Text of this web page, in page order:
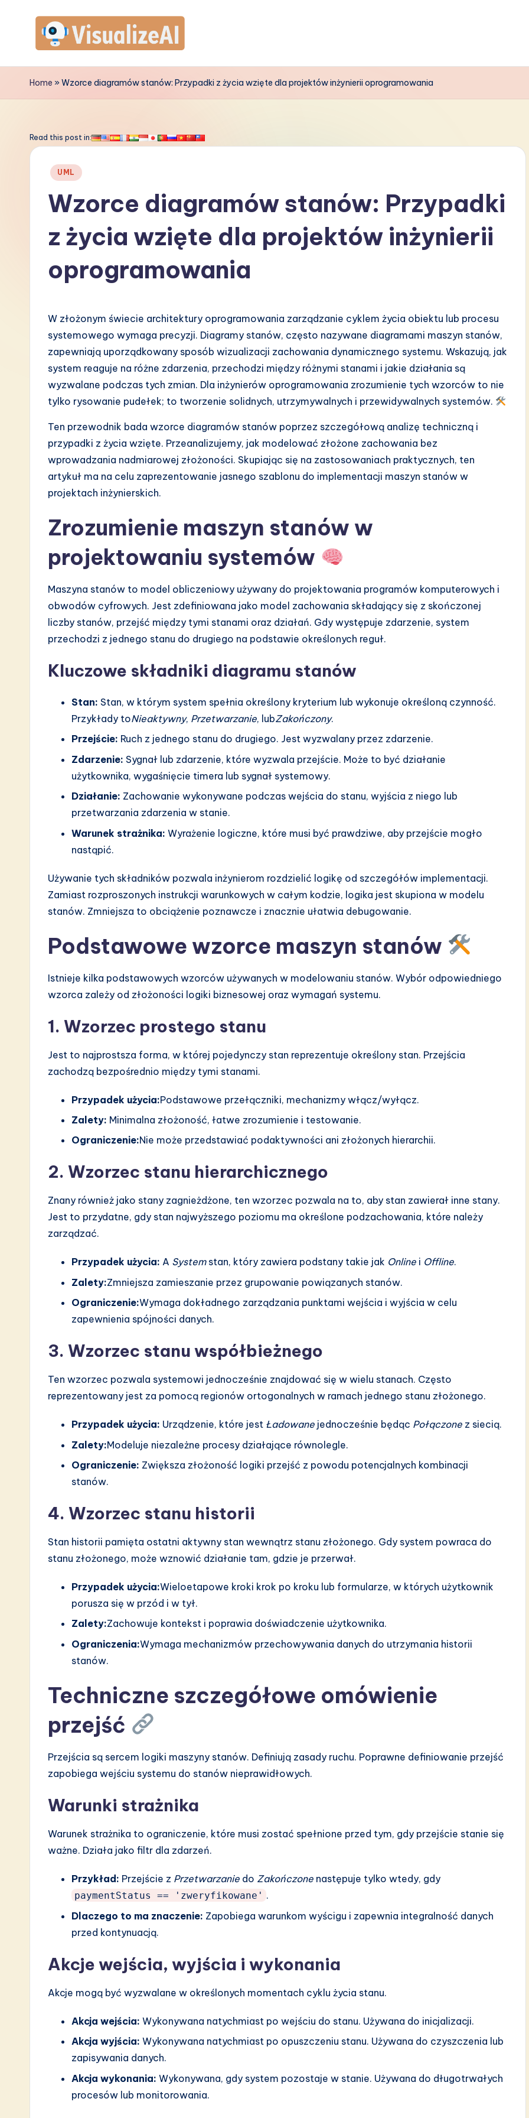
contentV
is
a
A
Home »Wzorce diagramów stanów: Przypadki z życia wzięte dla projektów inżynierii oprogramowania
Read this post in:
Posted
UML
Wzorce diagramów stanów: Przypadki
z życia wzięte dla projektów inżynierii
oprogramowania
W złożonym świecie architektury oprogramowania zarządzanie cyklem życia obiektu lub procesu
systemowego wymaga precyzji. Diagramy stanów, często nazywane diagramami maszyn stanów,
zapewniają uporządkowany sposób wizualizacji zachowania dynamicznego systemu. Wskazują, jak
system reaguje na różne zdarzenia, przechodzi między różnymi stanami i jakie działania są
wyzwalane podczas tych zmian. Dla inżynierów oprogramowania zrozumienie tych wzorców to nie
tylko rysowanie pudełek; to tworzenie solidnych, utrzymywalnych i przewidywalnych systemów.
Ten przewodnik bada wzorce diagramów stanów poprzez szczegółową analizę techniczną i
przypadki z życia wzięte. Przeanalizujemy, jak modelować złożone zachowania bez
wprowadzania nadmiarowej złożoności. Skupiając się na zastosowaniach praktycznych, ten
artykuł ma na celu zaprezentowanie jasnego szablonu do implementacji maszyn stanów w
projektach inżynierskich.
Zrozumienie maszyn stanów w
projektowaniu systemów
Maszyna stanów to model obliczeniowy używany do projektowania programów komputerowych i
obwodów cyfrowych. Jest zdefiniowana jako model zachowania składający się z skończonej
liczby stanów, przejść między tymi stanami oraz działań. Gdy występuje zdarzenie, system
przechodzi z jednego stanu do drugiego na podstawie określonych reguł.
Kluczowe składniki diagramu stanów
Stan: Stan, w którym system spełnia określony kryterium lub wykonuje określoną czynność.
Przykłady toNieaktywny, Przetwarzanie, lubZakończony.
Przejście: Ruch z jednego stanu do drugiego. Jest wyzwalany przez zdarzenie.
Zdarzenie: Sygnał lub zdarzenie, które wyzwala przejście. Może to być działanie
użytkownika, wygaśnięcie timera lub sygnał systemowy.
Działanie: Zachowanie wykonywane podczas wejścia do stanu, wyjścia z niego lub
przetwarzania zdarzenia w stanie.
Warunek strażnika: Wyrażenie logiczne, które musi być prawdziwe, aby przejście mogło
nastąpić.
Używanie tych składników pozwala inżynierom rozdzielić logikę od szczegółów implementacji.
Zamiast rozproszonych instrukcji warunkowych w całym kodzie, logika jest skupiona w modelu
stanów. Zmniejsza to obciążenie poznawcze i znacznie ułatwia debugowanie.
Podstawowe wzorce maszyn stanów
Istnieje kilka podstawowych wzorców używanych w modelowaniu stanów. Wybór odpowiedniego
wzorca zależy od złożoności logiki biznesowej oraz wymagań systemu.
1. Wzorzec prostego stanu
Jest to najprostsza forma, w której pojedynczy stan reprezentuje określony stan. Przejścia
zachodzą bezpośrednio między tymi stanami.
Przypadek użycia:Podstawowe przełączniki, mechanizmy włącz/wyłącz.
Zalety: Minimalna złożoność, łatwe zrozumienie i testowanie.
Ograniczenie:Nie może przedstawiać podaktywności ani złożonych hierarchii.
2. Wzorzec stanu hierarchicznego
Znany również jako stany zagnieżdżone, ten wzorzec pozwala na to, aby stan zawierał inne stany.
Jest to przydatne, gdy stan najwyższego poziomu ma określone podzachowania, które należy
zarządzać.
Przypadek użycia: A Systemstan, który zawiera podstany takie jak Online i Offline.
Zalety:Zmniejsza zamieszanie przez grupowanie powiązanych stanów.
Ograniczenie:Wymaga dokładnego zarządzania punktami wejścia i wyjścia w celu
zapewnienia spójności danych.
3. Wzorzec stanu współbieżnego
Ten wzorzec pozwala systemowi jednocześnie znajdować się w wielu stanach. Często
reprezentowany jest za pomocą regionów ortogonalnych w ramach jednego stanu złożonego.
Przypadek użycia: Urządzenie, które jest Ładowane jednocześnie będąc Połączone z siecią.
Zalety:Modeluje niezależne procesy działające równolegle.
Ograniczenie: Zwiększa złożoność logiki przejść z powodu potencjalnych kombinacji
stanów.
4. Wzorzec stanu historii
Stan historii pamięta ostatni aktywny stan wewnątrz stanu złożonego. Gdy system powraca do
stanu złożonego, może wznowić działanie tam, gdzie je przerwał.
Przypadek użycia:Wieloetapowe kroki krok po kroku lub formularze, w których użytkownik
porusza się w przód i w tył.
Zalety:Zachowuje kontekst i poprawia doświadczenie użytkownika.
Ograniczenia:Wymaga mechanizmów przechowywania danych do utrzymania historii
stanów.
Techniczne szczegółowe omówienie
przejść
Przejścia są sercem logiki maszyny stanów. Definiują zasady ruchu. Poprawne definiowanie przejść
zapobiega wejściu systemu do stanów nieprawidłowych.
Warunki strażnika
Warunek strażnika to ograniczenie, które musi zostać spełnione przed tym, gdy przejście stanie się
ważne. Działa jako filtr dla zdarzeń.
Przykład: Przejście z Przetwarzanie do Zakończone następuje tylko wtedy, gdy
paymentStatus == 'zweryfikowane' .
Dlaczego to ma znaczenie: Zapobiega warunkom wyścigu i zapewnia integralność danych
przed kontynuacją.
Akcje wejścia, wyjścia i wykonania
Akcje mogą być wyzwalane w określonych momentach cyklu życia stanu.
Akcja wejścia: Wykonywana natychmiast po wejściu do stanu. Używana do inicjalizacji.
Akcja wyjścia: Wykonywana natychmiast po opuszczeniu stanu. Używana do czyszczenia lub
zapisywania danych.
Akcja wykonania: Wykonywana, gdy system pozostaje w stanie. Używana do długotrwałych
procesów lub monitorowania.